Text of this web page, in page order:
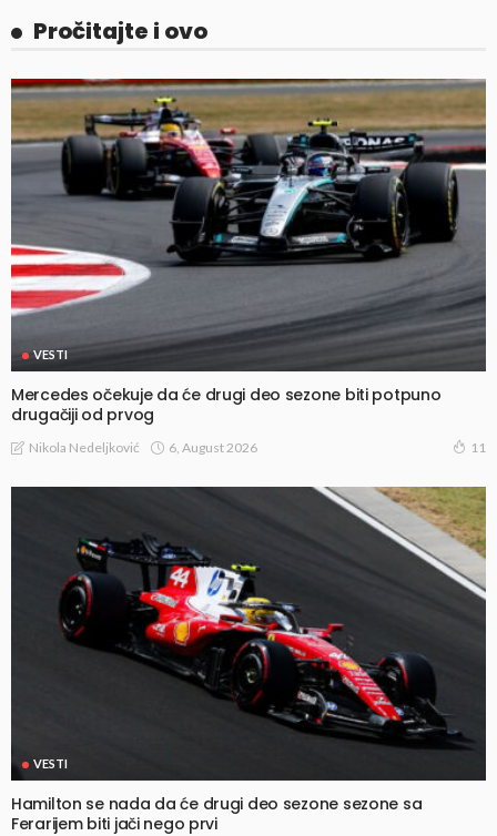
Pročitajte i ovo
VESTI
Mercedes očekuje da će drugi deo sezone biti potpuno
drugačiji od prvog
Nikola Nedeljković 6, August 2026 11
VESTI
Hamilton se nada da će drugi deo sezone sezone sa
Ferarijem biti jači nego prvi